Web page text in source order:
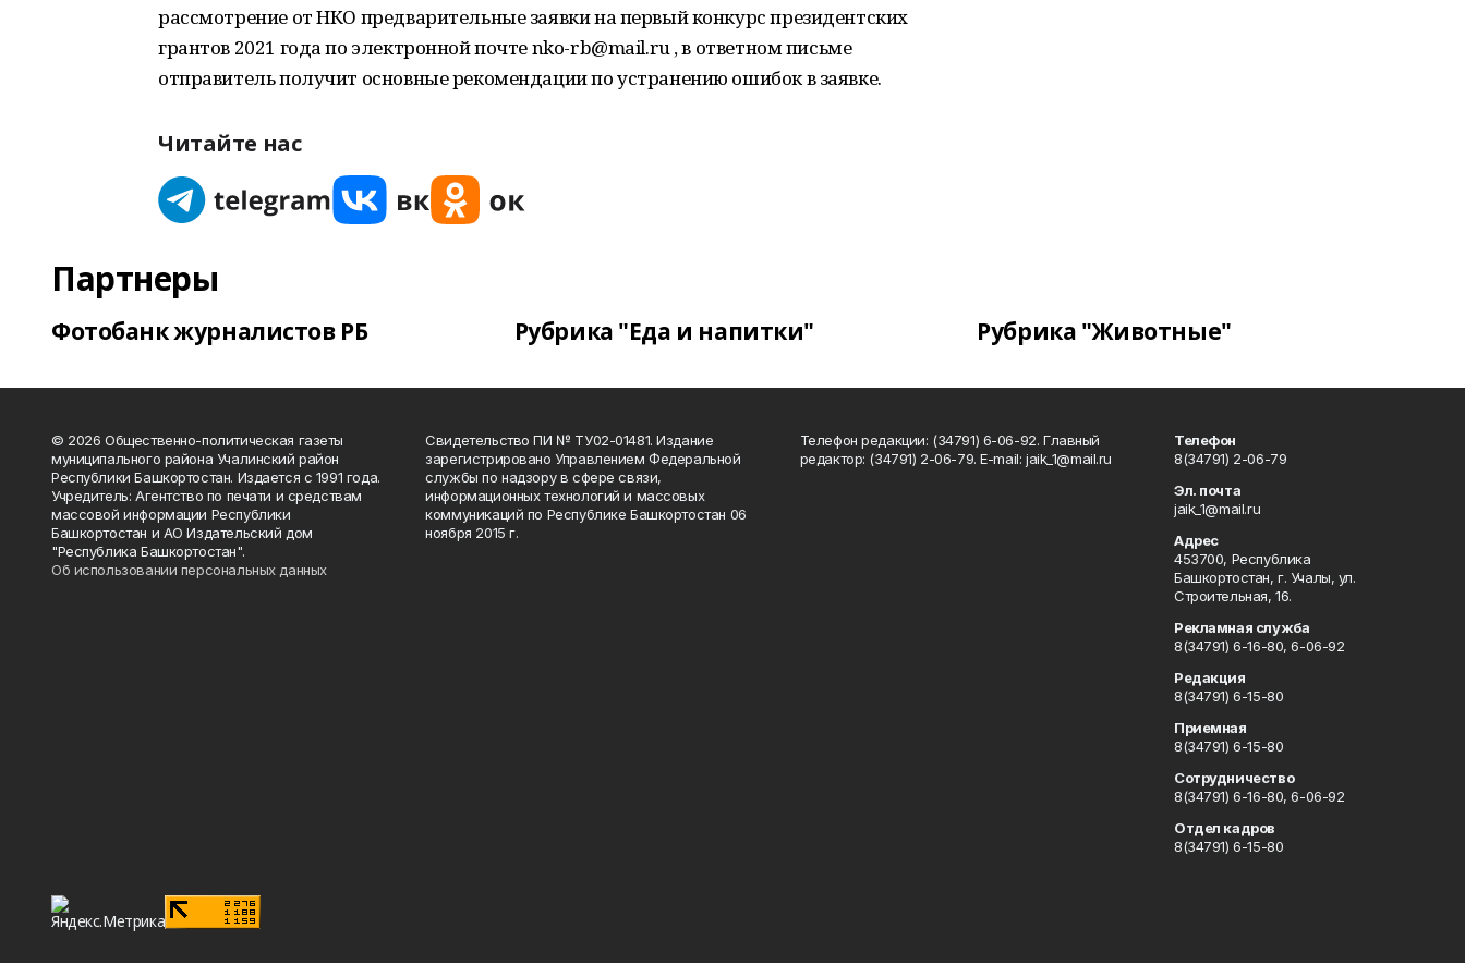
рассмотрение от НКО предварительные заявки на первый конкурс президентских
грантов 2021 года по электронной почте nko-rb@mail.ru , в ответном письме
отправитель получит основные рекомендации по устранению ошибок в заявке.
Читайте нас
Партнеры
Фотобанк журналистов РБ Рубрика "Еда и напитки" Рубрика "Животные"
© 2026 Общественно-политическая газеты
муниципального района Учалинский район
Республики Башкортостан. Издается с 1991 года.
Учредитель: Агентство по печати и средствам
массовой информации Республики
Башкортостан и АО Издательский дом
"Республика Башкортостан".
Об использовании персональных данных
Свидетельство ПИ № ТУ02-01481. Издание
зарегистрировано Управлением Федеральной
службы по надзору в сфере связи,
информационных технологий и массовых
коммуникаций по Республике Башкортостан 06
ноября 2015 г.
Телефон редакции: (34791) 6-06-92. Главный
редактор: (34791) 2-06-79. Е-mаil: jaik_1@mail.ru
Телефон
8(34791) 2-06-79
Эл. почта
jaik_1@mail.ru
Адрес
453700, Республика
Башкортостан, г. Учалы, ул.
Строительная, 16.
Рекламная служба
8(34791) 6-16-80, 6-06-92
Редакция
8(34791) 6-15-80
Приемная
8(34791) 6-15-80
Сотрудничество
8(34791) 6-16-80, 6-06-92
Отдел кадров
8(34791) 6-15-80